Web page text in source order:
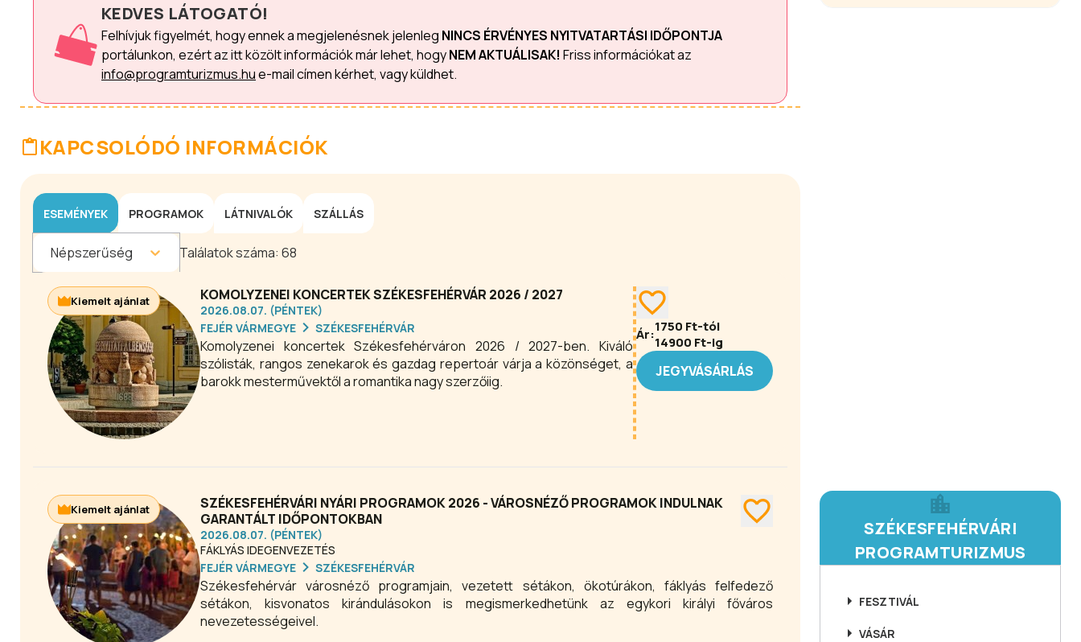
KEDVES LÁTOGATÓ!
Felhívjuk figyelmét, hogy ennek a megjelenésnek jelenleg NINCS ÉRVÉNYES NYITVATARTÁSI IDŐPONTJA
portálunkon, ezért az itt közölt információk már lehet, hogyNEM AKTUÁLISAK! Friss információkat az
info@programturizmus.hue-mail címen kérhet, vagy küldhet.
KAPCSOLÓDÓ INFORMÁCIÓK
ESEMÉNYEK PROGRAMOK LÁTNIVALÓK SZÁLLÁS
Népszerűség Találatok száma: 68
KOMOLYZENEI KONCERTEK SZÉKESFEHÉRVÁR 2026 / 2027
2026.08.07. (PÉNTEK)
FEJÉR VÁRMEGYE
SZÉKESFEHÉRVÁR
Komolyzenei koncertek Székesfehérváron 2026 / 2027-ben. Kiváló
szólisták, rangos zenekarok és gazdag repertoár várja a közönséget, a
barokk mesterművektől a romantika nagy szerzőiig.
Ár:1750 Ft-tól
14900 Ft-ig
JEGYVÁSÁRLÁS
Kiemelt ajánlat
SZÉKESFEHÉRVÁRI NYÁRI PROGRAMOK 2026 - VÁROSNÉZŐ PROGRAMOK INDULNAK
GARANTÁLT IDŐPONTOKBAN
2026.08.07. (PÉNTEK)
FÁKLYÁS IDEGENVEZETÉS
FEJÉR VÁRMEGYE
SZÉKESFEHÉRVÁR
Székesfehérvár városnéző programjain, vezetett sétákon, ökotúrákon, fáklyás felfedező
sétákon, kisvonatos kirándulásokon is megismerkedhetünk az egykori királyi főváros
nevezetességeivel.
Kiemelt ajánlat
SZÉKESFEHÉRVÁRI
PROGRAMTURIZMUS
FESZTIVÁL
VÁSÁR